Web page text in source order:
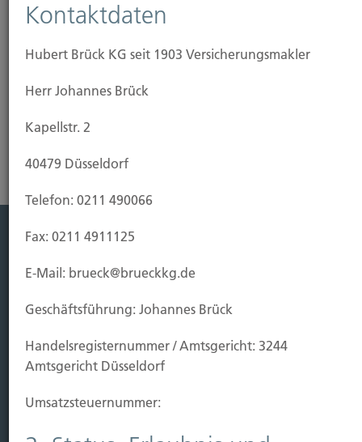
Schadenmeldung
unter 0211-490066 oder benutzen Sie unser
Vorsorgen
Immobilien Vers.
Kauf Grundstück
Baufertigstellung/Hauskauf
Kontaktdaten
Hubert Brück KG seit 1903 Versicherungsmakler
Herr Johannes Brück
Kapellstr. 2
40479 Düsseldorf
Telefon: 0211 490066
Fax: 0211 4911125
E-Mail: brueck@brueckkg.de
Geschäftsführung: Johannes Brück
Handels­registernummer / Amtsgericht: 3244
Amtsgericht Düsseldorf
Umsatzsteuer­nummer: